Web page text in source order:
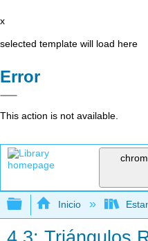
x
selected template will load here
Error
This action is not available.
Expandir/
Inicio